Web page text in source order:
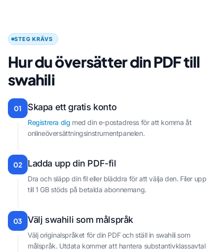
STEG KRÄVS
Hur du översätter din PDF till
swahili
01 Skapa ett gratis konto
Registrera dig med din e-postadress för att komma åt
onlineöversättningsinstrumentpanelen.
02 Ladda upp din PDF-fil
Dra och släpp din fil eller bläddra för att välja den. Filer upp
till 1 GB stöds på betalda abonnemang.
03 Välj swahili som målspråk
Välj originalspråket för din PDF och ställ in swahili som
målspråk. Utdata kommer att hantera substantivklassavtal